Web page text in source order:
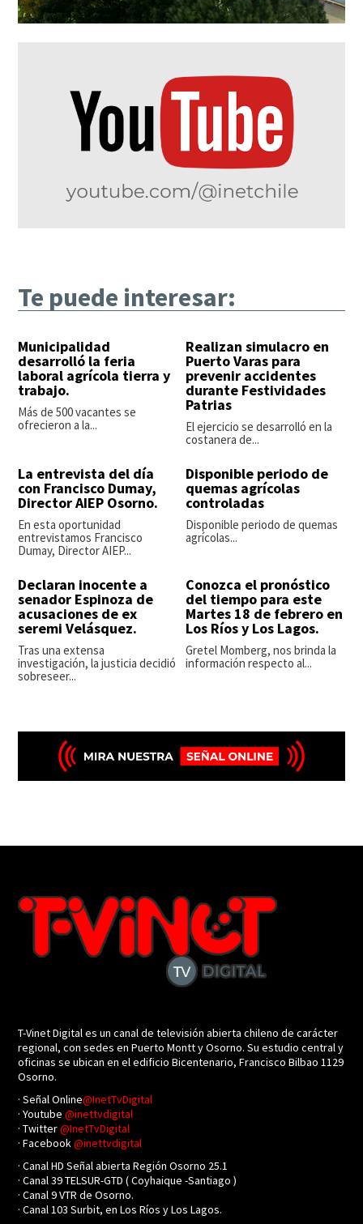
Te puede interesar:
Municipalidad
desarrolló la feria
laboral agrícola tierra y
trabajo.
Más de 500 vacantes se
ofrecieron a la...
Realizan simulacro en
Puerto Varas para
prevenir accidentes
durante Festividades
Patrias
El ejercicio se desarrolló en la
costanera de...
La entrevista del día
con Francisco Dumay,
Director AIEP Osorno.
En esta oportunidad
entrevistamos Francisco
Dumay, Director AIEP...
Disponible periodo de
quemas agrícolas
controladas
Disponible periodo de quemas
agrícolas...
Declaran inocente a
senador Espinoza de
acusaciones de ex
seremi Velásquez.
Tras una extensa
investigación, la justicia decidió
sobreseer...
Conozca el pronóstico
del tiempo para este
Martes 18 de febrero en
Los Ríos y Los Lagos.
Gretel Momberg, nos brinda la
información respecto al...
T-Vinet Digital es un canal de televisión abierta chileno de carácter
regional, con sedes en Puerto Montt y Osorno. Su estudio central y
oficinas se ubican en el edificio Bicentenario, Francisco Bilbao 1129
Osorno.
· Señal Online@InetTvDigital
· Youtube@inettvdigital
· Twitter@InetTvDigital
· Facebook@inettvdigital
· Canal HD Señal abierta Región Osorno 25.1
· Canal 39 TELSUR-GTD ( Coyhaique -Santiago )
· Canal 9 VTR de Osorno.
· Canal 103 Surbit, en Los Ríos y Los Lagos.